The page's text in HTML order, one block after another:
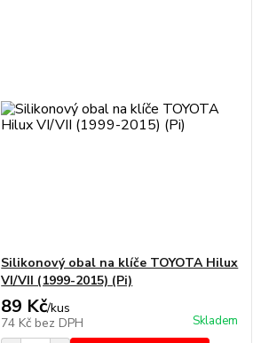
Silikonový obal na klíče TOYOTA Hilux
VI/VII (1999-2015) (Pi)
89 Kč/kus
74 Kč bez DPH Skladem